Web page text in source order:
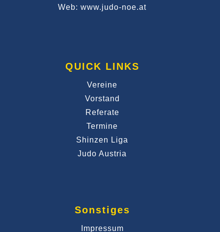
Web: www.judo-noe.at
QUICK LINKS
Vereine
Vorstand
Referate
Termine
Shinzen Liga
Judo Austria
Sonstiges
Impressum